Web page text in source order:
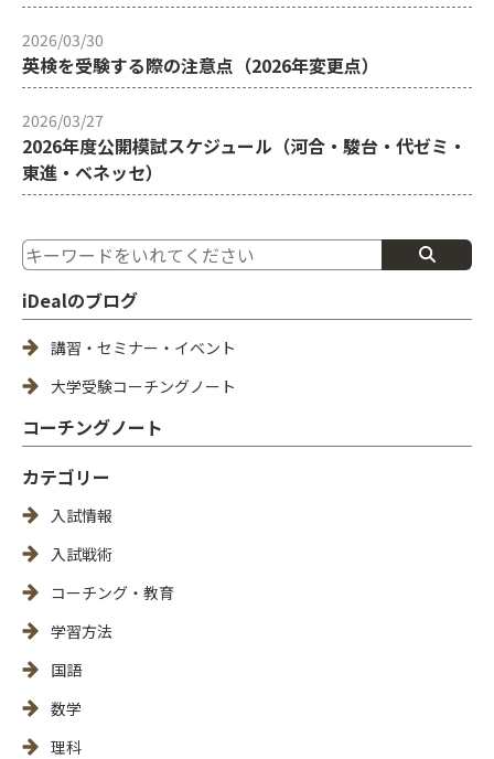
2026/03/30
英検を受験する際の注意点（2026年変更点）
2026/03/27
2026年度公開模試スケジュール（河合・駿台・代ゼミ・
東進・ベネッセ）
iDealのブログ
講習・セミナー・イベント
大学受験コーチングノート
コーチングノート
カテゴリー
入試情報
入試戦術
コーチング・教育
学習方法
国語
数学
理科